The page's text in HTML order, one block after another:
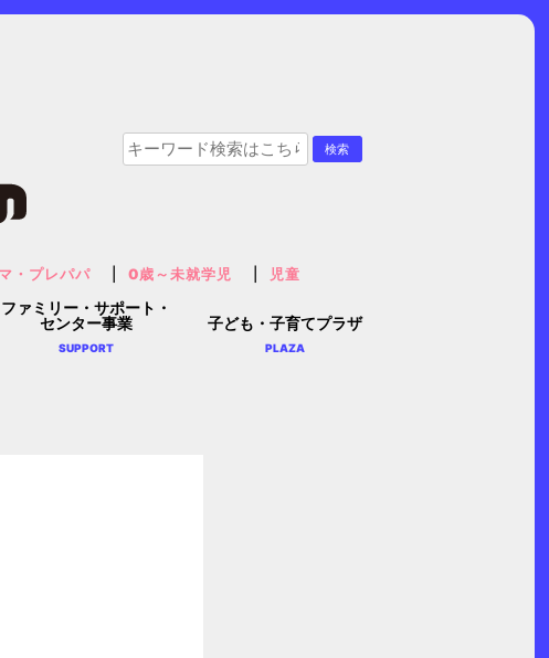
ファミリー・サポート・
センター事業
SUPPORT
子ども・子育てプラザ
PLAZA
・プレパパ 0歳～未就学児 児童